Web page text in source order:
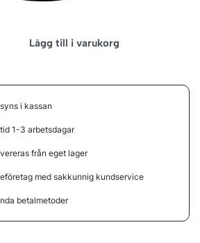
Lägg till i varukorg
i kassan
1-3 arbetsdagar
från eget lager
med sakkunnig kundservice
betalmetoder